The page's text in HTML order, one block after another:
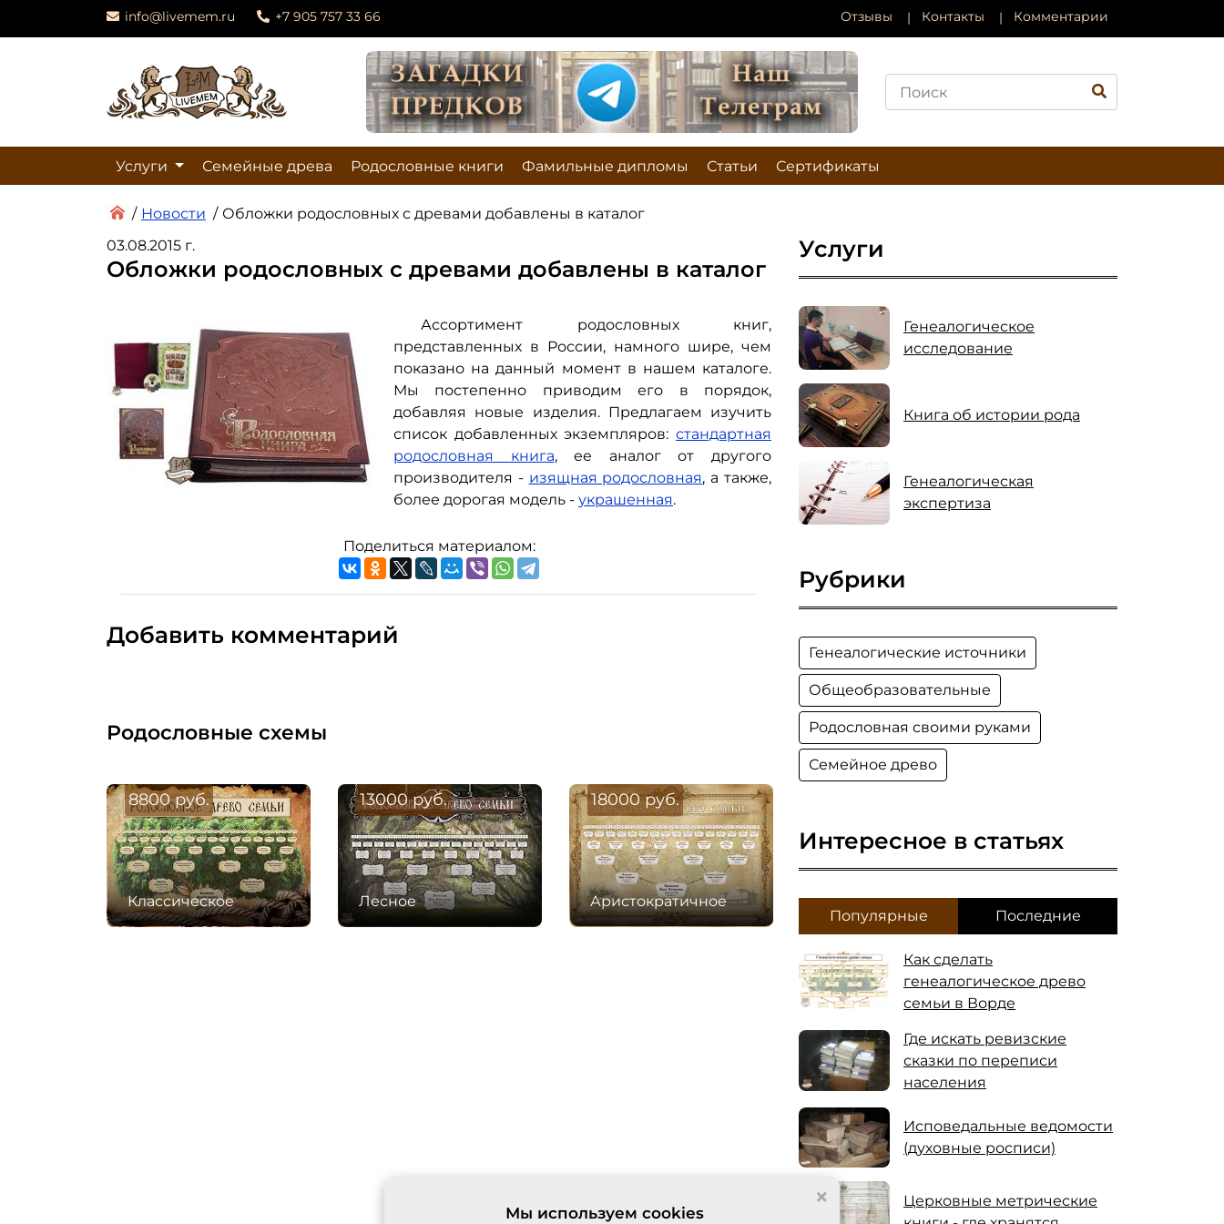
info@livemem.ru +7 905 757 33 66 Отзывы Контакты Комментарии
Услуги Семейные древа Родословные книги Фамильные дипломы Статьи Сертификаты
/ Новости / Обложки родословных с древами добавлены в каталог
03.08.2015 г.
Обложки родословных с древами добавлены в каталог
Ассортимент родословных книг,
представленных в России, намного шире, чем
показано на данный момент в нашем каталоге.
Мы постепенно приводим его в порядок,
добавляя новые изделия. Предлагаем изучить
список добавленных экземпляров: стандартная
родословная книга, ее аналог от другого
производителя - изящная родословная, а также,
более дорогая модель - украшенная.
Поделиться материалом:
Добавить комментарий
Родословные схемы
8800 руб.
Классическое
13000 руб.
Лесное
18000 руб.
Аристократичное
Услуги
Генеалогическое
исследование
Книга об истории рода
Генеалогическая
экспертиза
Рубрики
Генеалогические источники
Общеобразовательные
Родословная своими руками
Семейное древо
Интересное в статьях
Популярные Последние
Как сделать
генеалогическое древо
семьи в Ворде
Где искать ревизские
сказки по переписи
населения
Исповедальные ведомости
(духовные росписи)
Церковные метрические
×
Мы используем cookies